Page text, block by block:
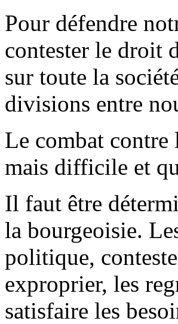
Pour défendre
contester le droit
sur toute la
divisions entre
Le combat contre
mais difficile et
Il faut être
la bourgeoisie.
politique,
exproprier, les
satisfaire les